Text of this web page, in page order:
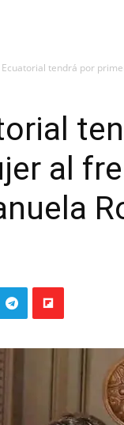
Ecuatorial tendrá por
al